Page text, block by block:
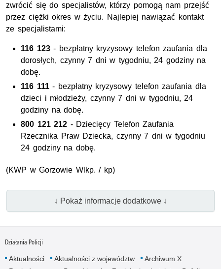
zwrócić się do specjalistów, którzy pomogą nam przejść
przez ciężki okres w życiu. Najlepiej nawiązać kontakt
ze specjalistami:
116 123- bezpłatny kryzysowy telefon zaufania dla
dorosłych, czynny 7 dni w tygodniu, 24 godziny na
dobę.
116 111- bezpłatny kryzysowy telefon zaufania dla
dzieci i młodzieży, czynny 7 dni w tygodniu, 24
godziny na dobę.
800 121 212 - Dziecięcy Telefon Zaufania
Rzecznika Praw Dziecka, czynny 7 dni w tygodniu
24 godziny na dobę.
(KWP w Gorzowie Wlkp. / kp)
↓ Pokaż informacje dodatkowe ↓
Działania Policji
Aktualności Aktualności z województw
Archiwum X